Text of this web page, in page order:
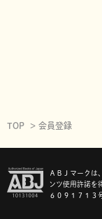
TOP 会員登録
ＡＢＪマークは
ンツ使用許諾を
６０９１７１３